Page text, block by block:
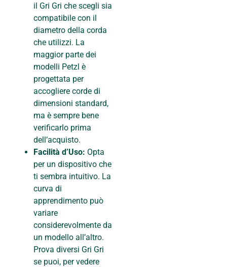
il Gri Gri che scegli sia
compatibile con il
diametro della corda
che utilizzi. La
maggior parte dei
modelli Petzl è
progettata per
accogliere corde di
dimensioni standard,
ma è sempre bene
verificarlo prima
dell’acquisto.
Facilità d’Uso: Opta
per un dispositivo che
ti sembra intuitivo. La
curva di
apprendimento può
variare
considerevolmente da
un modello all’altro.
Prova diversi Gri Gri
se puoi, per vedere